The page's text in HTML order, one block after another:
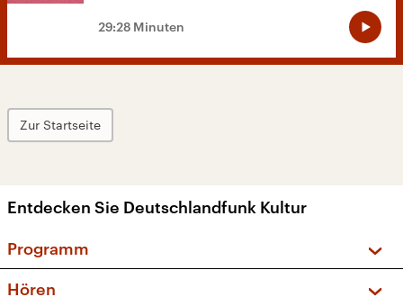
29:28 Minuten
Zur Startseite
Entdecken Sie Deutschlandfunk Kultur
Programm
Hören